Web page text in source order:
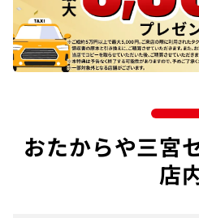
おたからや三宮
店